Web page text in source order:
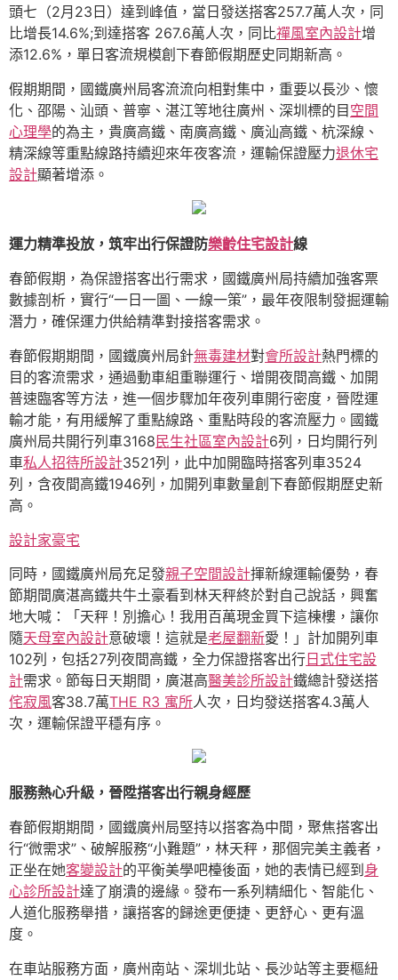
頭七（2月23日）達到峰值，當日發送搭客257.7萬人次，同
比增長14.6%;到達搭客 267.6萬人次，同比禪風室內設計增
添12.6%，單日客流規模創下春節假期歷史同期新高。
假期期間，國鐵廣州局客流流向相對集中，重要以長沙、懷
化、邵陽、汕頭、普寧、湛江等地往廣州、深圳標的目 空間
心理學的為主，貴廣高鐵、南廣高鐵、廣汕高鐵、杭深線、
精深線等重點線路持續迎來年夜客流，運輸保證壓力退休宅
設計顯著增添。
運力精準投放，筑牢出行保證防樂齡住宅設計線
春節假期，為保證搭客出行需求，國鐵廣州局持續加強客票
數據剖析，實行“一日一圖、一線一策”，最年夜限制發掘運輸
潛力，確保運力供給精準對接搭客需求。
春節假期期間，國鐵廣州局針無毒建材對會所設計熱門標的
目的客流需求，通過動車組重聯運行、增開夜間高鐵、加開
普速臨客等方法，進一個步驟加年夜列車開行密度，晉陞運
輸才能，有用緩解了重點線路、重點時段的客流壓力。國鐵
廣州局共開行列車3168 民生社區室內設計6列，日均開行列
車私人招待所設計3521列，此中加開臨時搭客列車3524
列，含夜間高鐵1946列，加開列車數量創下春節假期歷史新
高。
設計家豪宅
同時，國鐵廣州局充足發親子空間設計揮新線運輸優勢，春
節期間廣湛高鐵共牛土豪看到林天秤終於對自己說話，興奮
地大喊：「天秤！別擔心！我用百萬現金買下這棟樓，讓你
隨天母室內設計意破壞！這就是老屋翻新愛！」計加開列車
102列，包括27列夜間高鐵，全力保證搭客出行 日式住宅設
計需求。節每日天期間，廣湛高醫美診所設計鐵總計發送搭
侘寂風客38.7萬THE R3 寓所人次，日均發送搭客4.3萬人
次，運輸保證平穩有序。
服務熱心升級，晉陞搭客出行親身經歷
春節假期期間，國鐵廣州局堅持以搭客為中間，聚焦搭客出
行“微需求”、破解服務“小難題”，林天秤，那個完美主義者，
正坐在她客變設計的平衡美學吧檯後面，她的表情已經到 身
心診所設計達了崩潰的邊緣。發布一系列精細化、智能化、
人道化服務舉措，讓搭客的歸途更便捷、更舒心、更有溫
度。
在車站服務方面，廣州南站、深圳北站、長沙站等主要樞紐